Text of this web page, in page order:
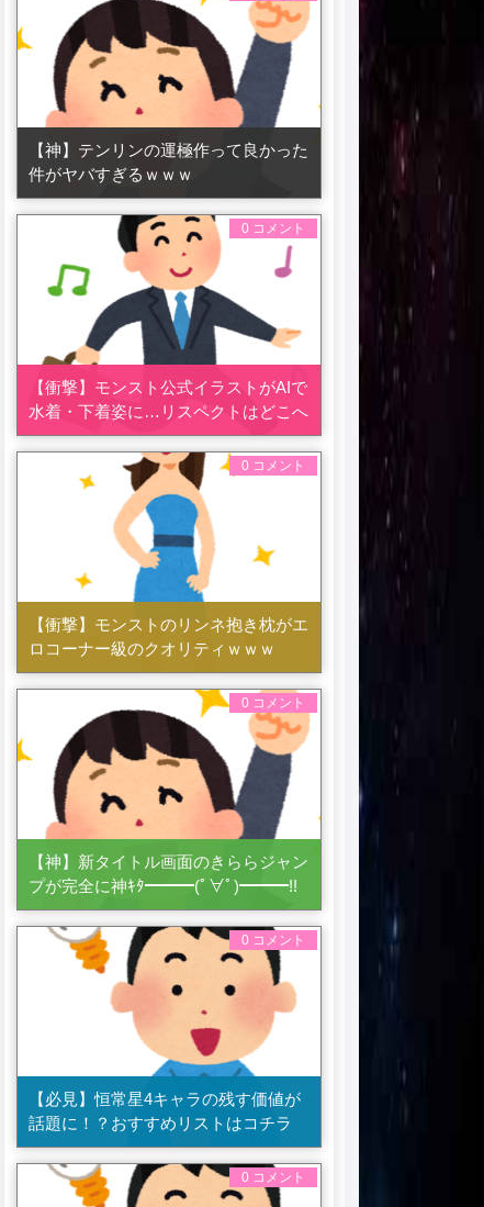
【神】テンリンの運極作って良かった
件がヤバすぎるｗｗｗ
0 コメント
【衝撃】モンスト公式イラストがAIで
水着・下着姿に…リスペクトはどこへ
0 コメント
【衝撃】モンストのリンネ抱き枕がエ
ロコーナー級のクオリティｗｗｗ
0 コメント
【神】新タイトル画面のきららジャン
プが完全に神ｷﾀ━━━(ﾟ∀ﾟ)━━━!!
0 コメント
【必見】恒常星4キャラの残す価値が
話題に！？おすすめリストはコチラ
0 コメント